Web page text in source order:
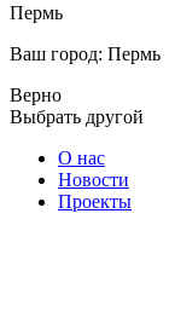
Пермь
Ваш город: Пермь
Верно
Выбрать другой
О нас
Новости
Проекты